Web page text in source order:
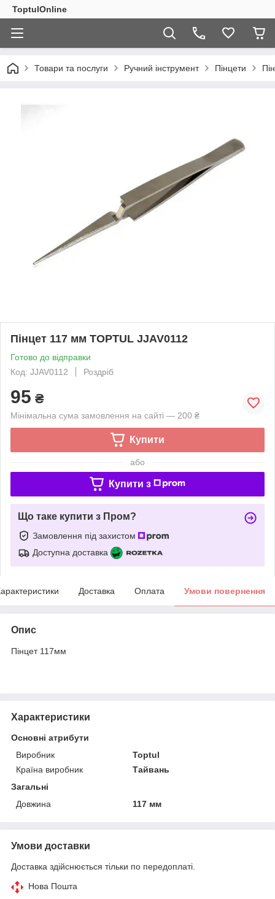
ToptulOnline
Товари та послуги Ручний інструмент Пінцети
Пінцет 117 мм TOPTUL JJAV0112
Готово до відправки
Код: JJAV0112
Роздріб
95 ₴
Мінімальна сума замовлення на сайті — 200 ₴
Купити
або
Купити з
Що таке купити з Пром?
Замовлення під захистом
Доступна доставка
Доставка Оплата Умови повернення
Опис
Пінцет 117мм
Характеристики
Основні атрибути
Виробник
Toptul
Країна виробник
Тайвань
Загальні
Довжина
117 мм
Умови доставки
Доставка здійснюється тільки по передоплаті.
Нова Пошта